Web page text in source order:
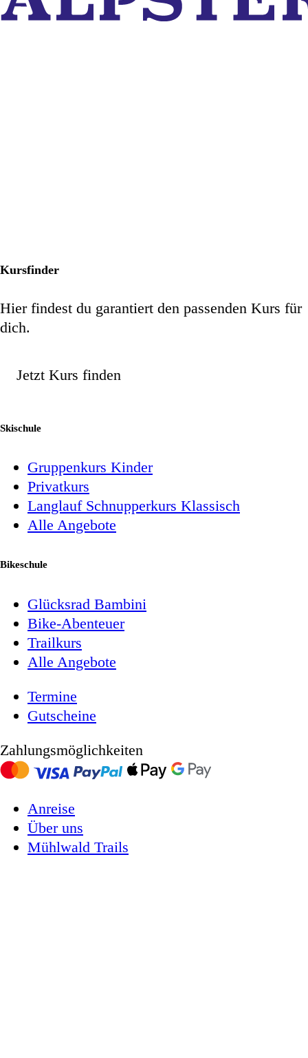
Kursfinder
Hier findest du garantiert den passenden Kurs für
dich.
Jetzt Kurs finden
Skischule
Gruppenkurs Kinder
Privatkurs
Langlauf Schnupperkurs Klassisch
Alle Angebote
Bikeschule
Glücksrad Bambini
Bike-Abenteuer
Trailkurs
Alle Angebote
Termine
Gutscheine
Zahlungsmöglichkeiten
Anreise
Über uns
Mühlwald Trails